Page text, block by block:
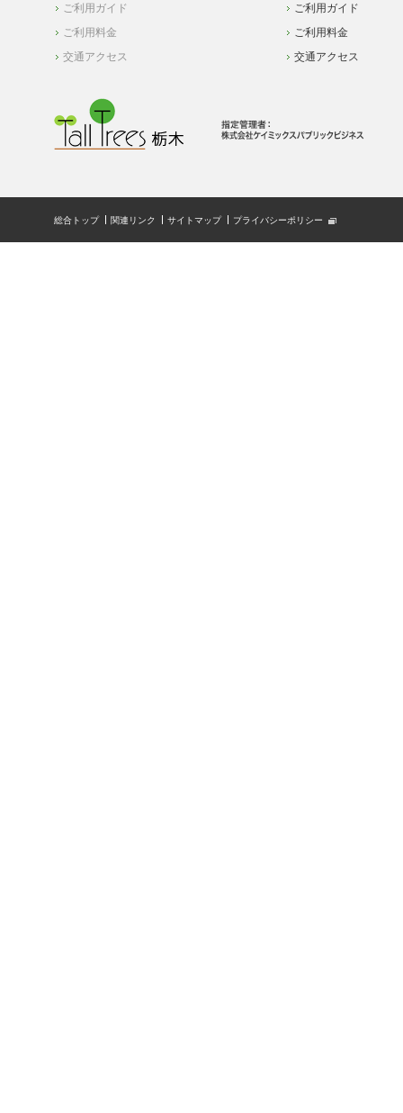
ご利用ガイド
ご利用料金
交通アクセス
ご利用ガイド
ご利用料金
交通アクセス
総合トップ 関連リンク サイトマップ プライバシーポリシー